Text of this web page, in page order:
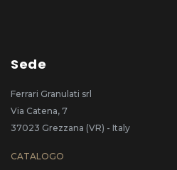
Sede
Ferrari Granulati srl
Via Catena, 7
37023 Grezzana (VR) - Italy
CATALOGO